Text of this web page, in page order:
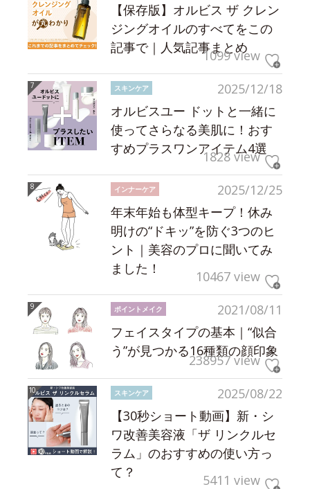
【保存版】オルビス ザ クレン
ジングオイルのすべてをこの
記事で｜人気記事まとめ
1099 view
2025/12/18
スキンケア
オルビスユー ドットと一緒に
使ってさらなる美肌に！おす
すめプラスワンアイテム4選
1828 view
2025/12/25
インナーケア
年末年始も体型キープ！休み
明けの“ドキッ”を防ぐ3つのヒ
ント｜美容のプロに聞いてみ
ました！
10467 view
2021/08/11
ポイントメイク
フェイスタイプの基本｜“似合
う”が見つかる16種類の顔印象
238957 view
2025/08/22
スキンケア
【30秒ショート動画】新・シ
ワ改善美容液「ザ リンクルセ
ラム」のおすすめの使い方っ
て？
5411 view